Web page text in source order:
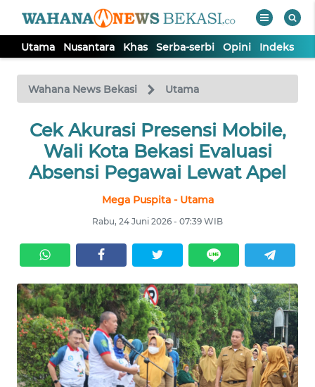
Utama Nusantara Khas Serba-serbi Opini Indeks
Wahana News Bekasi Utama
Cek Akurasi Presensi Mobile,
Wali Kota Bekasi Evaluasi
Absensi Pegawai Lewat Apel
Mega Puspita - Utama
Rabu, 24 Juni 2026 - 07:39 WIB
TV
Tutup
UTAMA
NUSANTARA
SERBA-
SERBI
OPINI
Informasi
INDEKS
BERITA